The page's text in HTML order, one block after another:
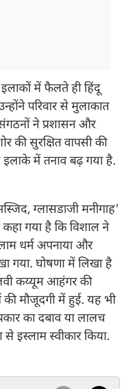
में फैलते ही हिंदू
परिवार से मुलाकात
ने प्रशासन और
की सुरक्षित वापसी की
में तनाव बढ़ गया है.
ग्लासडाजी मनीगाह'
कहा गया है कि विशाल ने
धर्म अपनाया और
गया. घोषणा में लिखा है
कय्यूम आहंगर की
की मौजूदगी में हुई. यह भी
का दबाव या लालच
इस्लाम स्वीकार किया.